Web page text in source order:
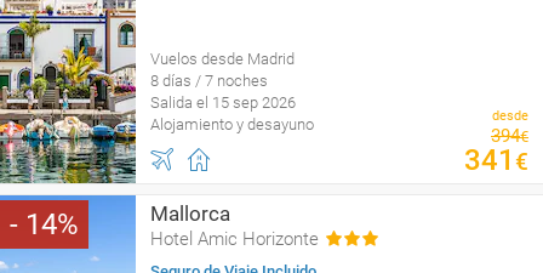
Vuelos desde Madrid
8 días / 7 noches
Salida el 15 sep 2026
Alojamiento y desayuno
desde
394€
341 €
14 Mallorca
Hotel Amic Horizonte